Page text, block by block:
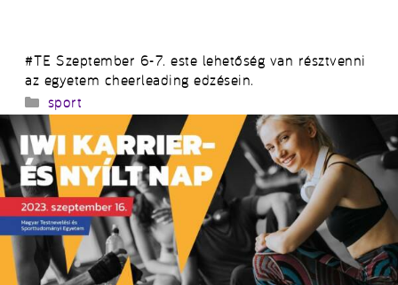
#TE Szeptember 6-7. este lehetőség van résztvenni
az egyetem cheerleading edzésein.
Kategória
sport